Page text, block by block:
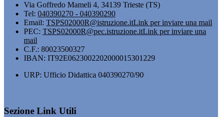
Via Goffredo Mameli 4, 34139 Trieste (TS)
Tel: 040390270 - 040390290
Email: TSPS02000R@istruzione.itLink per inviare una mail
PEC: TSPS02000R@pec.istruzione.itLink per inviare una
mail
C.F.: 80023500327
IBAN: IT92E0623002202000015301229
URP: Ufficio Didattica 040390270/90
Sezione Link Utili